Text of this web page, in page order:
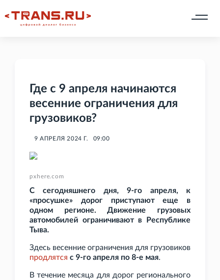
Где с 9 апреля начинаются
весенние ограничения для
грузовиков?
9 АПРЕЛЯ 2024 Г. 09:00
pxhere.com
С сегодняшнего дня, 9-го апреля, к
«просушке» дорог приступают еще в
одном регионе. Движение грузовых
автомобилей ограничивают в Республике
Тыва.
Здесь весенние ограничения для грузовиков
продлятся с 9-го апреля по 8-е мая.
В течение месяца для дорог регионального